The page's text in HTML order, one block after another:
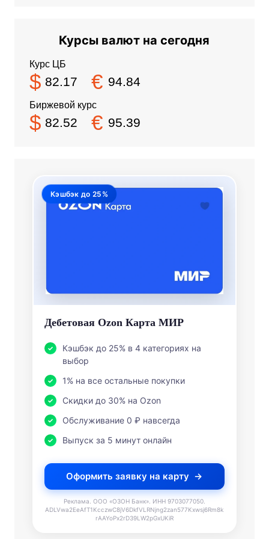
Курсы валют на сегодня
Курс ЦБ
$ 82.17 € 94.84
Биржевой курс
$ 82.52 € 95.39
Кэшбэк до 25%
Дебетовая Ozon Карта МИР
Кэшбэк до 25% в 4 категориях на
выбор
1% на все остальные покупки
Скидки до 30% на Ozon
Обслуживание 0 ₽ навсегда
Выпуск за 5 минут онлайн
Оформить заявку на карту
Реклама. ООО «ОЗОН Банк». ИНН 9703077050.
ADLVwa2EeAfT1KcczwC8jV6DkfVLRNjng2zan577Kxwsj6Rm8k
rAAYoPx2rD39LW2pGxUKiR